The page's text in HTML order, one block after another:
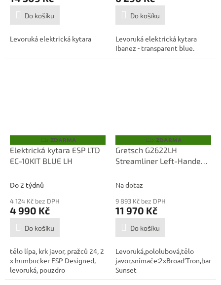
Do košíku
Levoruká elektrická kytara
Do košíku
Levoruká elektrická kytara
Ibanez - transparent blue.
Z
D
A
R
ZDARMA
Elektrická kytara ESP LTD
EC-10KIT BLUE LH
Do 2 týdnů
4 124 Kč bez DPH
4 990 Kč
Do košíku
tělo lípa, krk javor, pražců 24, 2
x humbucker ESP Designed,
levoruká, pouzdro
Z
D
A
R
ZDARMA
Gretsch G2622LH
Streamliner Left-Handed
Na dotaz
9 893 Kč bez DPH
11 970 Kč
Do košíku
Levoruká,pololubová,tělo
Sunset